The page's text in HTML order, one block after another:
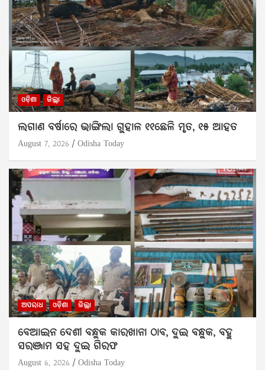
ଓଡ଼ିଶା ଜିଲ୍ଲା
ଲଗାଣ ବର୍ଷାରେ ଭାଙ୍ଗିଲା ଗୁହାଳ ୧୧ଛେଳି ମୃତ, ୧୫ ଆହତ
August 7, 2026 Odisha Today
ଅପରାଧ ଓଡ଼ିଶା ଜିଲ୍ଲା
ବେଆଇନ ଦେଶୀ ବନ୍ଧୁକ କାରଖାନା ଠାବ, ଦୁଇ ବନ୍ଧୁକ, ବହୁ
ସରଞ୍ଜାମ ସହ ଦୁଇ ଗିରଫ
August 6, 2026 Odisha Today